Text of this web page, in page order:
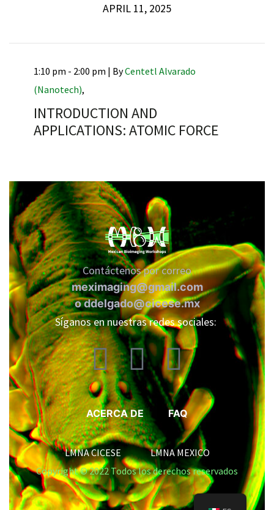
APRIL 11, 2025
1:10 pm - 2:00 pm | ByCentetl Alvarado
(Nanotech),
INTRODUCTION AND
APPLICATIONS: ATOMIC FORCE
Contáctenos por correo
meximaging@gmail.com
oddelgado@cicese.mx
Síganos en nuestras redes sociales:
ACERCA DE FAQ
LMNA CICESE LMNA MEXICO
Copyright © 2022 Todos los derechos reservados